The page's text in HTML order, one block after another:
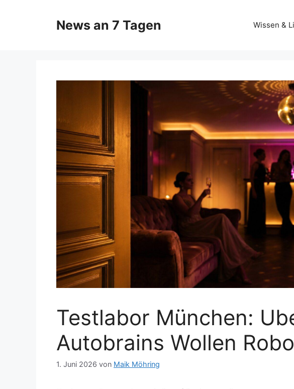
News an 7 Tagen Wissen &
Testlabor München:
Autobrains Wollen
1. Juni 2026 von Maik Möhring